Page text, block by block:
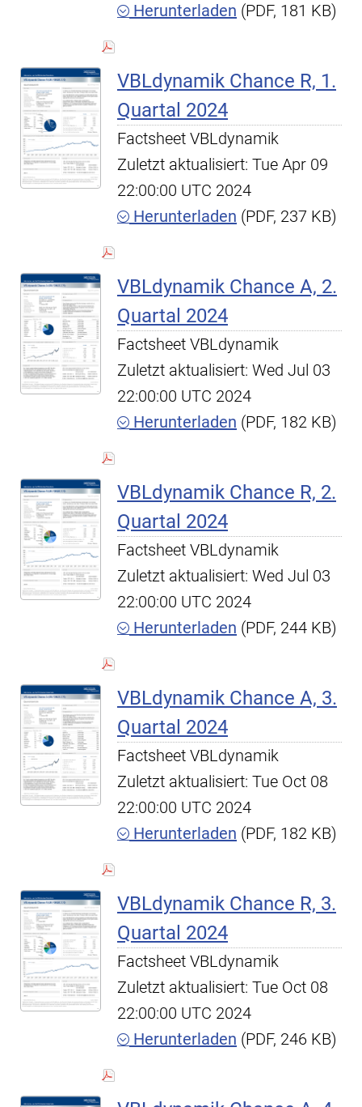
Herunterladen (PDF, 181 KB)
VBLdynamik Chance R, 1.
Quartal 2024
Factsheet VBLdynamik
Zuletzt aktualisiert: Tue Apr 09
22:00:00 UTC 2024
Herunterladen (PDF, 237 KB)
VBLdynamik Chance A, 2.
Quartal 2024
Factsheet VBLdynamik
Zuletzt aktualisiert: Wed Jul 03
22:00:00 UTC 2024
Herunterladen (PDF, 182 KB)
VBLdynamik Chance R, 2.
Quartal 2024
Factsheet VBLdynamik
Zuletzt aktualisiert: Wed Jul 03
22:00:00 UTC 2024
Herunterladen (PDF, 244 KB)
VBLdynamik Chance A, 3.
Quartal 2024
Factsheet VBLdynamik
Zuletzt aktualisiert: Tue Oct 08
22:00:00 UTC 2024
Herunterladen (PDF, 182 KB)
VBLdynamik Chance R, 3.
Quartal 2024
Factsheet VBLdynamik
Zuletzt aktualisiert: Tue Oct 08
22:00:00 UTC 2024
Herunterladen (PDF, 246 KB)